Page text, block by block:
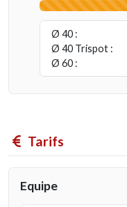
Ø 40 :
Ø 40 Trispot :
Ø 60 :
Tarifs
Equipe